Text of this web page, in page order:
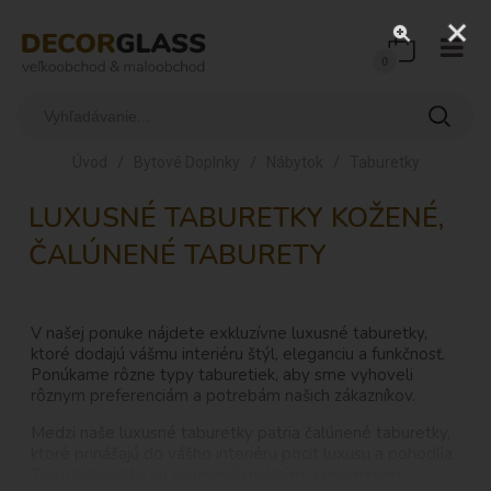
LUXUSNÉ TABURETKY KOŽENÉ,
ČALÚNENÉ TABURETY
V našej ponuke nájdete exkluzívne luxusné taburetky,
ktoré dodajú vášmu interiéru štýl, eleganciu a funkčnosť.
Ponúkame rôzne typy taburetiek, aby sme vyhoveli
rôznym preferenciám a potrebám našich zákazníkov.